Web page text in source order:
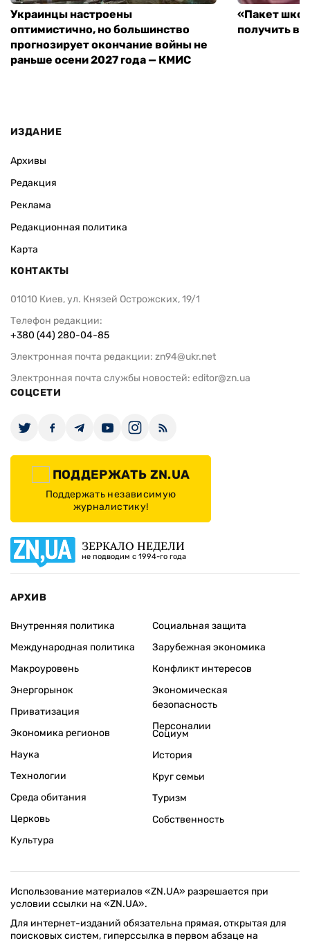
Украинцы настроены
оптимистично, но большинство
прогнозирует окончание войны не
раньше осени 2027 года — КМИС
«Пакет
получить
ИЗДАНИЕ
Архивы
Редакция
Реклама
Редакционная политика
Карта
КОНТАКТЫ
01010 Киев, ул. Князей Острожских, 19/1
Телефон редакции:
+380 (44) 280-04-85
Электронная почта редакции: zn94@ukr.net
Электронная почта службы новостей: editor@zn.ua
СОЦСЕТИ
ПОДДЕРЖАТЬ ZN.UA
Поддержать независимую
журналистику!
ЗЕРКАЛО НЕДЕЛИ
не подводим с 1994-го года
АРХИВ
Внутренняя политика
Международная политика
Макроуровень
Энергорынок
Приватизация
Экономика регионов
Социальная защита
Зарубежная экономика
Конфликт интересов
Экономическая
безопасность
Персоналии
Наука
Технологии
Среда обитания
Церковь
Культура
Социум
История
Круг семьи
Туризм
Собственность
Использование материалов «ZN.UA» разрешается при
условии ссылки на «ZN.UA».
Для интернет-изданий обязательна прямая, открытая для
поисковых систем, гиперссылка в первом абзаце на